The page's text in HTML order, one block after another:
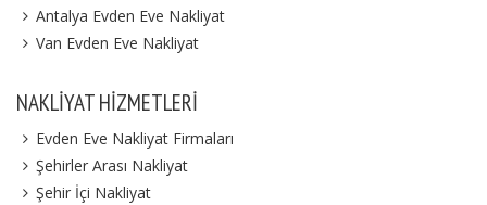
Antalya Evden Eve Nakliyat
Van Evden Eve Nakliyat
NAKLIYAT HIZMETLERI
Evden Eve Nakliyat Firmaları
Şehirler Arası Nakliyat
Şehir İçi Nakliyat